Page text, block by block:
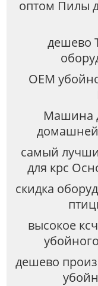
оптом Пилы
дешево
OEM
Машина
домашней
самый
для крс
скидка
высокое
дешево